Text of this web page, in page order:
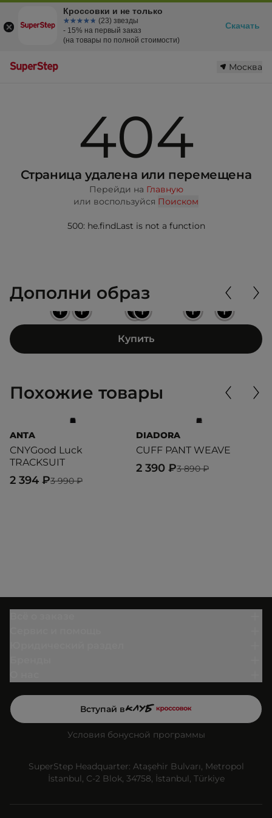
Москва
404
Страница удалена или перемещена
Перейди на Главную
или воспользуйся Поиском
500: he.findLast is not a function
Дополни образ
+
+
+ + +
+
Купить
Похожие товары
ANTA
CNYGood Luck
TRACKSUIT
3 990 ₽
2 394 ₽
DIADORA
CUFF PANT WEAVE
3 890 ₽
2 390 ₽
Вступай в
Условия бонусной программы
SuperStep Headquarter: Ataşehir Bulvarı, Metropol
İstanbul, C-2 Blok, 34758, İstanbul, Türkiye
Кроссовки и не только
☆☆☆☆☆
★★★★★ (23) звезды
- 15% на первый заказ
(на товары по полной стоимости)
Скачать